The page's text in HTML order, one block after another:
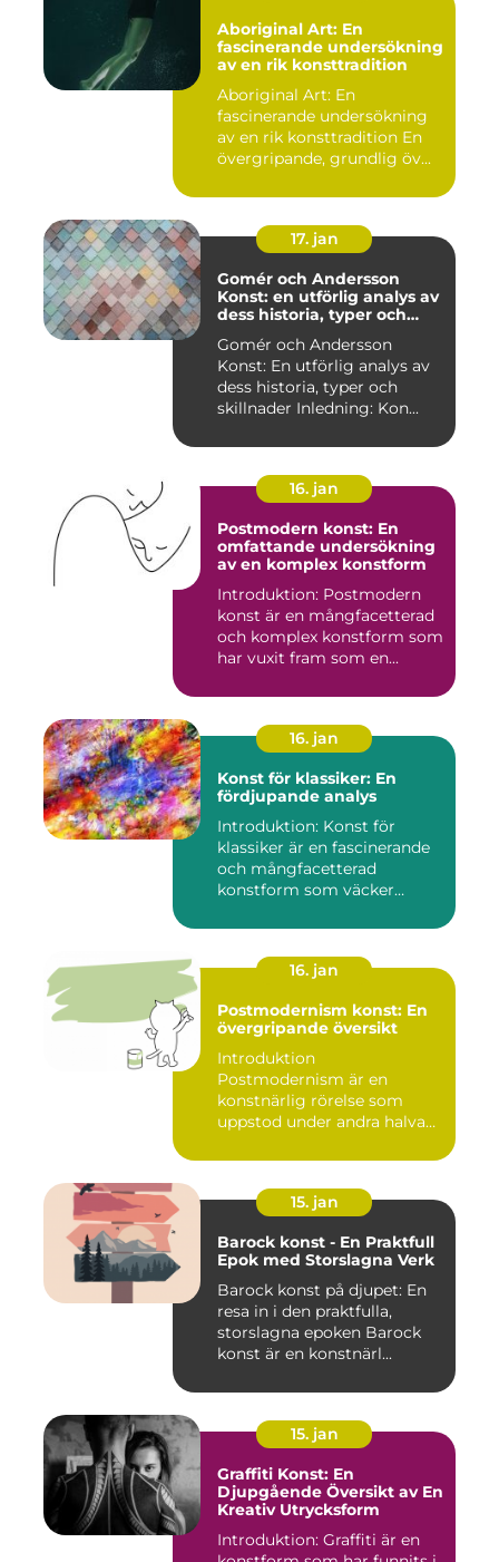
Aboriginal Art: En
fascinerande undersökning
av en rik konsttradition
Aboriginal Art: En
fascinerande undersökning
av en rik konsttradition En
övergripande, grundlig öv...
17. jan
Gomér och Andersson
Konst: en utförlig analys av
dess historia, typer och
Gomér och Andersson
Konst: En utförlig analys av
dess historia, typer och
skillnader Inledning: Kon...
16. jan
Postmodern konst: En
omfattande undersökning
av en komplex konstform
Introduktion: Postmodern
konst är en mångfacetterad
och komplex konstform som
har vuxit fram som en...
16. jan
Konst för klassiker: En
fördjupande analys
Introduktion: Konst för
klassiker är en fascinerande
och mångfacetterad
konstform som väcker
16. jan
Postmodernism konst: En
övergripande översikt
Introduktion
Postmodernism är en
konstnärlig rörelse som
uppstod under andra halvan
15. jan
Barock konst - En Praktfull
Epok med Storslagna Verk
Barock konst på djupet: En
resa in i den praktfulla,
storslagna epoken Barock
konst är en konstnärl...
15. jan
Graffiti Konst: En
Djupgående Översikt av En
Kreativ Utrycksform
Introduktion: Graffiti är en